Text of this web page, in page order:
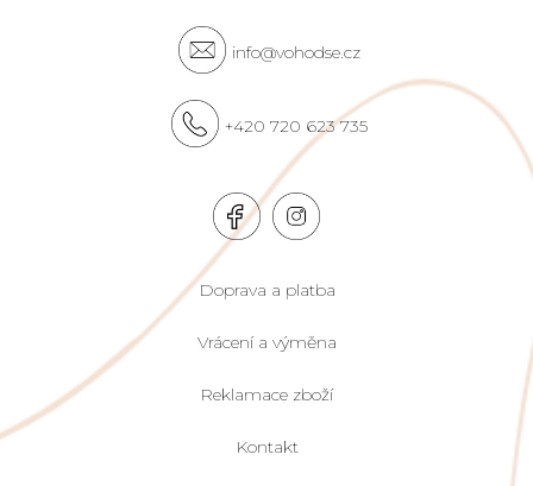
info@vohodse.cz
+420 720 623 735
Doprava a platba
Vrácení a výměna
Reklamace zboží
Kontakt